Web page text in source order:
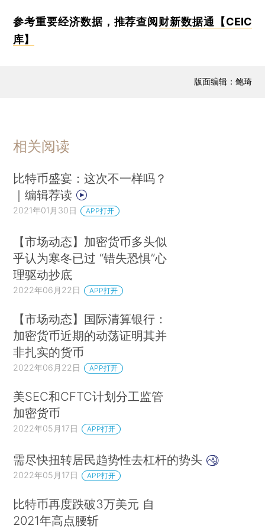
参考重要经济数据，推荐查阅 财新数据通【CEIC
库】
版面编辑：鲍琦
相关阅读
比特币盛宴：这次不一样吗？
｜编辑荐读
2021年01月30日 APP打开
【市场动态】加密货币多头似
乎认为寒冬已过 “错失恐惧”心
理驱动抄底
2022年06月22日 APP打开
【市场动态】国际清算银行：
加密货币近期的动荡证明其并
非扎实的货币
2022年06月22日 APP打开
美SEC和CFTC计划分工监管
加密货币
2022年05月17日 APP打开
需尽快扭转居民趋势性去杠杆的势头
2022年05月17日 APP打开
比特币再度跌破3万美元 自
2021年高点腰斩